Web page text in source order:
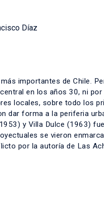
Díaz
importantes de Chile.
en los años 30, ni por
locales, sobre todo los
dar forma a la periferia
y Villa Dulce (1963)
se vieron
por la autoría de Las